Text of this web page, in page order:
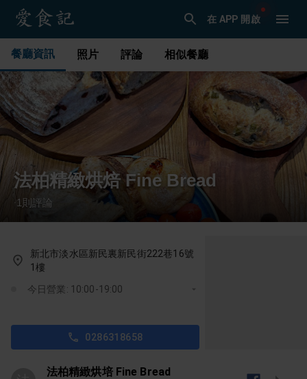
在 APP 開啟
餐廳資訊 照片 評論 相似餐廳
法柏精緻烘焙 Fine Bread
1 則評論
新北市淡水區新民裏新民街222巷16號
1樓
今日營業: 10:00-19:00
0286318658
法柏精緻烘培 Fine Bread